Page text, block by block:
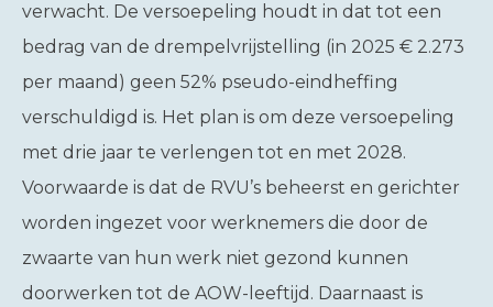
verwacht. De versoepeling houdt in dat tot een
bedrag van de drempelvrijstelling (in 2025 € 2.273
per maand) geen 52% pseudo-eindheffing
verschuldigd is. Het plan is om deze versoepeling
met drie jaar te verlengen tot en met 2028.
Voorwaarde is dat de RVU’s beheerst en gerichter
worden ingezet voor werknemers die door de
zwaarte van hun werk niet gezond kunnen
doorwerken tot de AOW-leeftijd. Daarnaast is